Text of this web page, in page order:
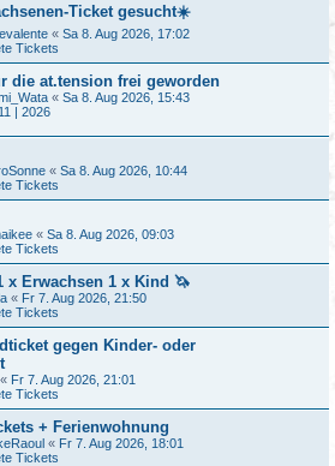
Ticket gesucht☀️
« Sa 8. Aug 2026, 17:02
Tickets
die at.tension frei geworden
« Sa 8. Aug 2026, 15:43
| 2026
« Sa 8. Aug 2026, 10:44
Tickets
« Sa 8. Aug 2026, 09:03
Tickets
x Erwachsen 1 x Kind 🦄
« Fr 7. Aug 2026, 21:50
Tickets
gegen Kinder- oder
« Fr 7. Aug 2026, 21:01
Tickets
+ Ferienwohnung
« Fr 7. Aug 2026, 18:01
Tickets